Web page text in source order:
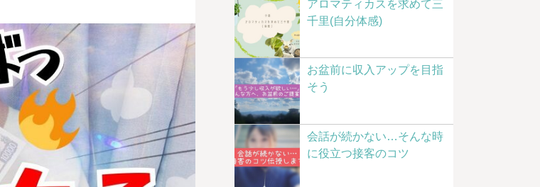
アロマティカスを求めて三
千里(自分体感)
お盆前に収入アップを目指
そう
会話が続かない…そんな時
に役立つ接客のコツ